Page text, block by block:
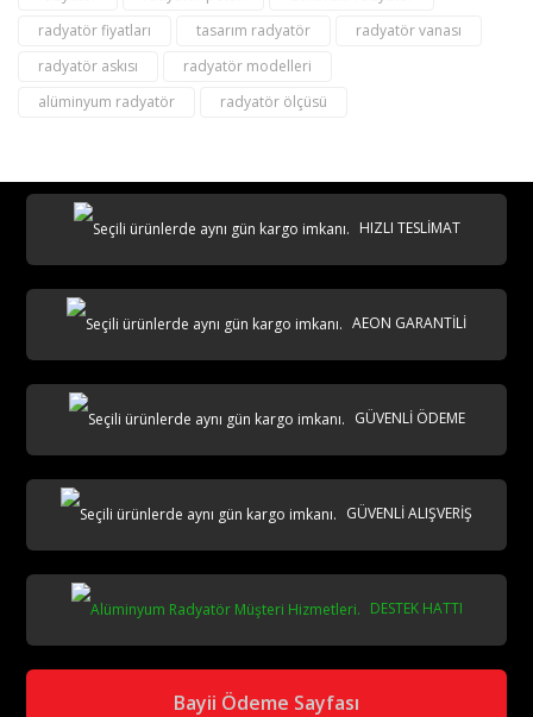
aks
radyatör fiyatları
tasarım radyatör
radyatör vanası
radyatör askısı
radyatör modelleri
alüminyum radyatör
radyatör ölçüsü
HIZLI TESLİMAT
AEON GARANTİLİ
GÜVENLİ ÖDEME
GÜVENLİ ALIŞVERİŞ
DESTEK HATTI
Bayii Ödeme Sayfası